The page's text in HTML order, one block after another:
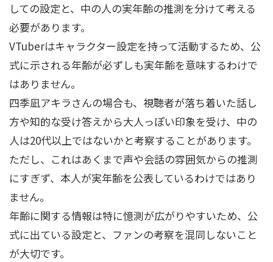
しての設定と、中の人の実年齢の推測を分けて考える
必要があります。
VTuberはキャラクター設定を持って活動するため、公
式に示される年齢が必ずしも実年齢を意味するわけで
はありません。
四季凪アキラさんの場合も、視聴者が落ち着いた話し
方や知的な受け答えから大人っぽい印象を受け、中の
人は20代以上ではないかと考察することがあります。
ただし、これはあくまで声や会話の雰囲気からの推測
にすぎず、本人が実年齢を公表しているわけではあり
ません。
年齢に関する情報は特に憶測が広がりやすいため、公
式に出ている設定と、ファンの考察を混同しないこと
が大切です。